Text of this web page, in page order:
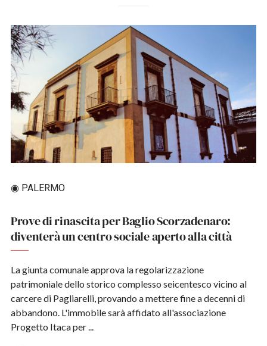
◉ PALERMO
Prove di rinascita per Baglio Scorzadenaro:
diventerà un centro sociale aperto alla città
La giunta comunale approva la regolarizzazione
patrimoniale dello storico complesso seicentesco vicino al
carcere di Pagliarelli, provando a mettere fine a decenni di
abbandono. L'immobile sarà affidato all'associazione
Progetto Itaca per ...